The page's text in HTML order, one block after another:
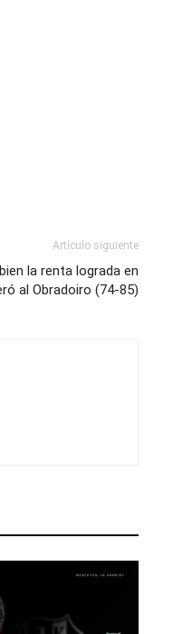
Artículo siguiente
la renta lograda en
al Obradoiro (74-85)